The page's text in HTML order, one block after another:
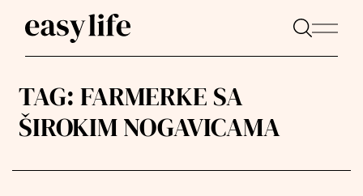
TAG: FARMERKE SA
ŠIROKIM NOGAVICAMA